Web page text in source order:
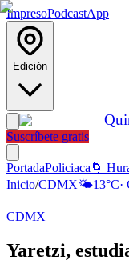
ImpresoPodcastApp
Edición
Suscríbete gratis
PortadaPoliciaca 🌀
Inicio/CDMX🌤️13°C·
CDMX
Yaretzi,